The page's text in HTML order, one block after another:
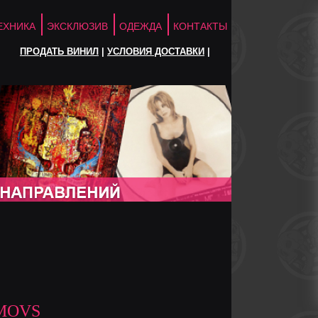
ЭКСКЛЮЗИВ ОДЕЖДА КОНТАКТЫ
ПРОДАТЬ ВИНИЛ УСЛОВИЯ ДОСТАВКИ